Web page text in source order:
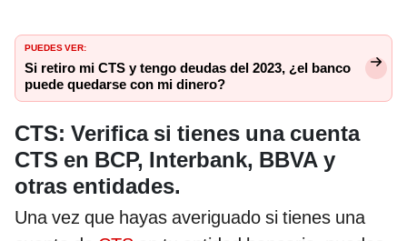
PUEDES VER:
Si retiro mi CTS y tengo deudas del 2023, ¿el banco
puede quedarse con mi dinero?
CTS: Verifica si tienes una cuenta
CTS en BCP, Interbank, BBVA y
otras entidades.
Una vez que hayas averiguado si tienes una